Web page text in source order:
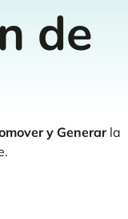
de
y Generar la